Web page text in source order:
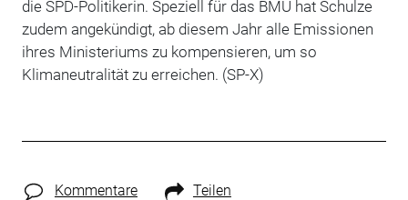
die SPD-Politikerin. Speziell für das BMU hat Schulze
zudem angekündigt, ab diesem Jahr alle Emissionen
ihres Ministeriums zu kompensieren, um so
Klimaneutralität zu erreichen. (SP-X)
Kommentare Teilen